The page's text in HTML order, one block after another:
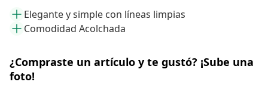
Elegante y simple con líneas limpias
Comodidad Acolchada
¿Compraste un artículo y te gustó? ¡Sube una
foto!